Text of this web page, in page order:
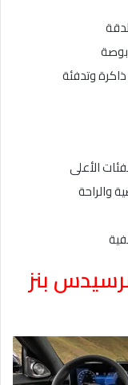
وتدفئة
الأعلى
والراحة
بنز